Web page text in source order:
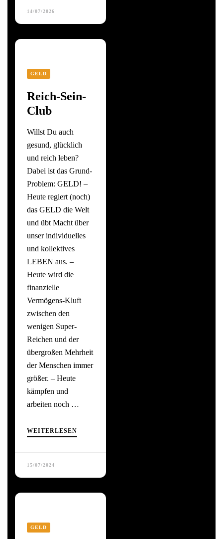
14/07/2026
GELD
Reich-Sein-
Club
Willst Du auch
gesund, glücklich
und reich leben?
Dabei ist das Grund-
Problem: GELD! –
Heute regiert (noch)
das GELD die Welt
und übt Macht über
unser individuelles
und kollektives
LEBEN aus. –
Heute wird die
finanzielle
Vermögens-Kluft
zwischen den
wenigen Super-
Reichen und der
übergroßen Mehrheit
der Menschen immer
größer. – Heute
kämpfen und
arbeiten noch …
WEITERLESEN
15/07/2024
GELD